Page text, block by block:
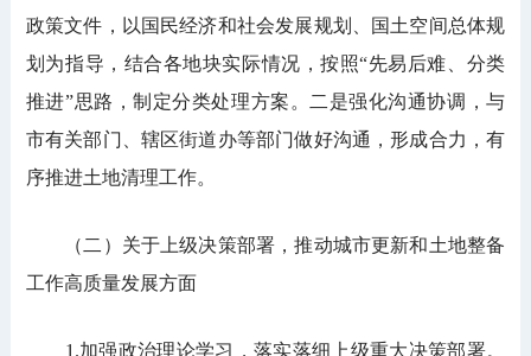
政策文件，以国民经济和社会发展规划、国土空间总体规
划为指导，结合各地块实际情况，按照“先易后难、分类
推进”思路，制定分类处理方案。二是强化沟通协调，与
市有关部门、辖区街道办等部门做好沟通，形成合力，有
序推进土地清理工作。
（二）关于上级决策部署，推动城市更新和土地整备
工作高质量发展方面
1.加强政治理论学习，落实落细上级重大决策部署。